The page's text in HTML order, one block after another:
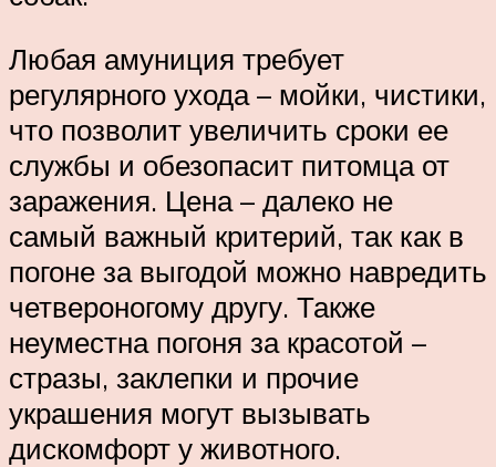
Любая амуниция требует
регулярного ухода – мойки, чистики,
что позволит увеличить сроки ее
службы и обезопасит питомца от
заражения. Цена – далеко не
самый важный критерий, так как в
погоне за выгодой можно навредить
четвероногому другу. Также
неуместна погоня за красотой –
стразы, заклепки и прочие
украшения могут вызывать
дискомфорт у животного.